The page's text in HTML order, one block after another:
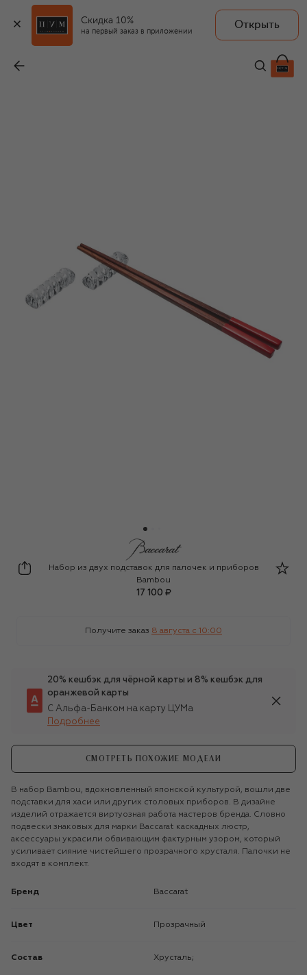
Скидка 10%
на первый заказ в приложении
Открыть
17 100 ₽
Baccarat
Набор из двух подставок для палочек и приборов
Bambou
17 100 ₽
Получите заказ 8 августа c 10:00
20% кешбэк для чёрной карты и 8% кешбэк для
оранжевой карты
С Альфа-Банком на карту ЦУМа
Подробнее
СМОТРЕТЬ ПОХОЖИЕ МОДЕЛИ
В набор Bambou, вдохновленный японской культурой, вошли две
подставки для хаси или других столовых приборов. В дизайне
изделий отражается виртуозная работа мастеров бренда. Словно
подвески знаковых для марки Baccarat каскадных люстр,
аксессуары украсили обвивающим фактурным узором, который
усиливает сияние чистейшего прозрачного хрусталя. Палочки не
входят в комплект.
Бренд Baccarat
Цвет Прозрачный
Состав Хрусталь;